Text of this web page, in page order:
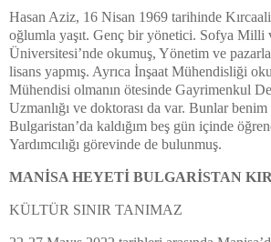
Hasan Aziz, 16 Nisan 1969 tarihinde
oğlumla yaşıt. Genç bir yönetici. Sofya Milli
Üniversitesi’nde okumuş, Yönetim ve
lisans yapmış. Ayrıca İnşaat Mühendisliği
Mühendisi olmanın ötesinde Gayrimenkul
Uzmanlığı ve doktorası da var. Bunlar
Bulgaristan’da kaldığım beş gün içinde
Yardımcılığı görevinde de bulunmuş.
MANİSA HEYETİ BULGARİSTAN
KÜLTÜR SINIR TANIMAZ